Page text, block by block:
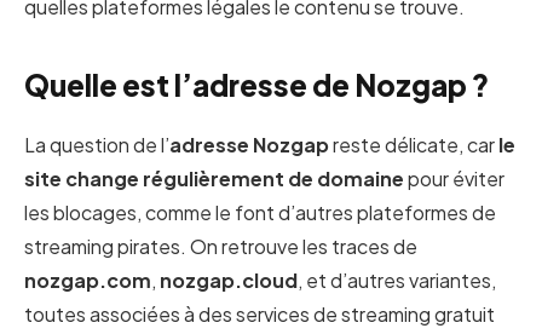
quelles plateformes légales le contenu se trouve.
Quelle est l’adresse de Nozgap ?
La question de l’adresse Nozgapreste délicate, carle
site change régulièrement de domainepour éviter
les blocages, comme le font d’autres plateformes de
streaming pirates. On retrouve les traces de
nozgap.com, nozgap.cloud, et d’autres variantes,
toutes associées à des services de streaming gratuit